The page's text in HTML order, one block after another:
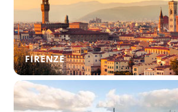
FIRENZE